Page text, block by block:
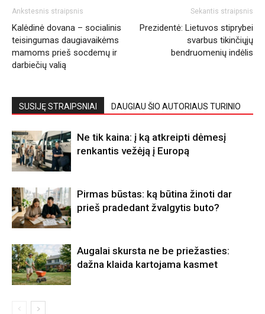
Ankstesnis straipsnis
Kalėdinė dovana – socialinis
teisingumas daugiavaikėms
mamoms prieš socdemų ir
darbiečių valią
Sekantis straipsnis
Prezidentė: Lietuvos stiprybei
svarbus tikinčiųjų
bendruomenių indėlis
SUSIJĘ STRAIPSNIAI DAUGIAU ŠIO AUTORIAUS TURINIO
Ne tik kaina: į ką atkreipti dėmesį
renkantis vežėją į Europą
Pirmas būstas: ką būtina žinoti dar
prieš pradedant žvalgytis buto?
Augalai skursta ne be priežasties:
dažna klaida kartojama kasmet